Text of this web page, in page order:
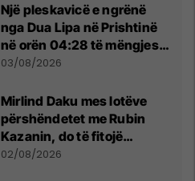
Një pleskavicë e ngrënë
nga Dua Lipa në Prishtinë
në orën 04:28 të mëngjesit
- dhe bota digjitale serbe
03/08/2026
Mirlind Daku mes lotëve
përshëndetet me Rubin
Kazanin, do të fitojë
miliona te Spartak Moska
02/08/2026